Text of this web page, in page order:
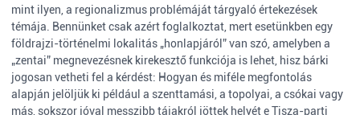
mint ilyen, a regionalizmus problémáját tárgyaló értekezések
témája. Bennünket csak azért foglalkoztat, mert esetünkben egy
földrajzi-történelmi lokalitás „honlapjáról” van szó, amelyben a
„zentai” megnevezésnek kirekesztő funkciója is lehet, hisz bárki
jogosan vetheti fel a kérdést: Hogyan és miféle megfontolás
alapján jelöljük ki például a szenttamási, a topolyai, a csókai vagy
más, sokszor jóval messzibb tájakról jöttek helyét e Tisza-parti